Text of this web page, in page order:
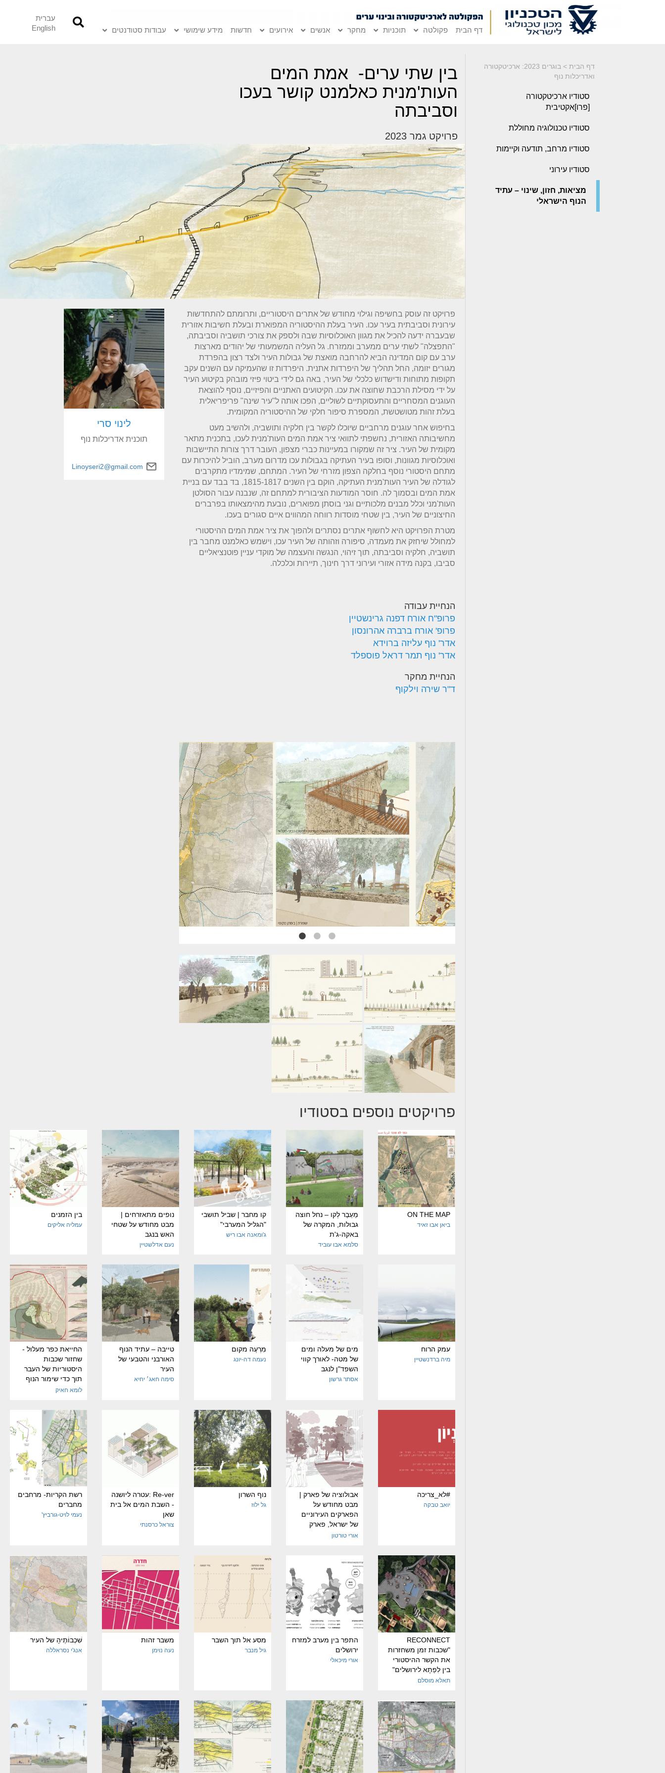
דף הבית פקולטה תוכניות מחקר אנשים אירועים חדשות מידע שימושי עבודות סטודנטים
עברית
English
דף הבית >
בוגרים 2023: ארכיטקטורה
ואדריכלות נוף
סטודיו ארכיטקטורה
[פרו]אקטיבית
סטודיו טכנולוגיה מחוללת
סטודיו מרחב, תודעה וקיימות
סטודיו עירוני
מציאות, חזון, שינוי – עתיד
הנוף הישראלי
בין שתי ערים- אמת המים
העות'מנית כאלמנט קושר בעכו
וסביבתה
פרויקט גמר 2023
פרויקט זה עוסק בחשיפה וגילוי מחודש של אתרים היסטוריים, ותרומתם להתחדשות
עירונית וסביבתית בעיר עכו. העיר בעלת ההיסטוריה המפוארת ובעלת חשיבות אזורית
שבעברה ידעה להכיל את מגוון האוכלוסיות שבה ולספק את צורכי תושביה וסביבתה,
"התפצלה" לשתי ערים ממערב וממזרח. גל העליה המשמעותי של יהודים מארצות
ערב עם קום המדינה הביא להרחבה מואצת של גבולות העיר ולצד רצון בהפרדת
מגורים יזומה, החל תהליך של היפרדות אתנית. היפרדות זו שהעמיקה עם השנים עקב
תקופות מתוחות ודישדוש כלכלי של העיר, באה גם לידי ביטוי פיזי מובהק בקיטוע העיר
על ידי מסילת הרכבת שחוצה את עכו. הקיטועים האתניים והפיזיים, נוסף להוצאת
העוגנים המסחריים והתעסוקתיים לשוליים, הפכו אותה ל"עיר שינה" פריפריאלית
בעלת זהות מטושטשת, המספרת סיפור חלקי של ההיסטוריה המקומית.
בחיפוש אחר עוגנים מרחביים שיוכלו לקשר בין חלקיה ותושביה, ולהשיב מעט
מחשיבותה האזורית, נחשפתי לתוואי ציר אמת המים העות'מנית לעכו, בתכנית מתאר
מקומית של העיר. ציר זה שמקורו במעיינות כברי מצפון, העובר דרך צורות התיישבות
ואוכלוסיות מגוונות, וסופו בעיר העתיקה בגבולות עכו מדרום מערב, הוביל להיכרות עם
מתחם היסטורי נוסף בחלקה הצפון מזרחי של העיר. המתחם, שמימדיו מתקרבים
לגודלה של העיר העות'מנית העתיקה, הוקם בין השנים 1815-1817, בד בבד עם בניית
אמת המים ובסמוך לה. חוסר המודעות הציבורית למתחם זה, שנבנה עבור הסולטן
העות'מני וכלל מבנים מלכותיים וגני בוסתן מפוארים, נובעת מהימצאותו בפרברים
החיצוניים של העיר, בין שטחי מוסדות רווחה המהווים איים סגורים בעכו.
מטרת הפרויקט היא לחשוף אתרים נסתרים ולהפוך את ציר אמת המים ההיסטורי
למחולל שיחזק את מעמדה, סיפורה וזהותה של העיר עכו, וישמש כאלמנט מחבר בין
תושביה, חלקיה וסביבתה, תוך זיהוי, הנגשה והעצמה של מוקדי עניין פוטנציאליים
סביבו, בקנה מידה אזורי ועירוני דרך חינוך, תיירות וכלכלה.
הנחיית עבודה
פרופ"ח אורח דפנה גרינשטיין
פרופ' אורח ברברה אהרונסון
אדר' נוף עליזה ברוידא
אדר' נוף תמר דראל פוספלד
הנחיית מחקר
ד"ר שירה וילקוף
לינוי סרי
תוכנית אדריכלות נוף
Linoyseri2@gmail.com
פרויקטים נוספים בסטודיו
ON THE MAP
ביאן אבו זאיד
מֵעֵבֶר לְקו – נחל חוצה
גבולות, המקרה של
באקה-ג'ת
סלמא אבו עוביד
קו מחבר | שביל תושבי
"הגליל המערבי"
ג'ומאנה אבו ריש
נופים מתאזרחים |
מבט מחודש על שטחי
האש בנגב
נעם אדלשטיין
בין הזמנים
עמליה אליקים
עמק הרוח
מיה ברדנשטיין
מים של מעלה ומים
של מטה- לאורך קווי
השפד"ן לנגב
אסתר גרשון
מִרְעֶה מקום
נעמה דה-יונג
טייבה – עתיד הנוף
האורבני והטבעי של
העיר
סימה חאג׳ יחיא
החייאת כפר מעלול -
שחזור שכבות
היסטוריות של העבר
תוך כדי שימור הנוף
הקיים כיום
לומא חאיק
#לא_צריכה
יואב טבקה
אבולוציה של פארק |
מבט מחודש על
הפארקים העירוניים
של ישראל, פארק
הירקון כמקרה בוחן
אורי טורטון
נוף השרון
גל ילוז
Re-ver :עטרה ליושנה
- השבת המים אל בית
שאן
צוראל כרסנתי
רשת הקריות- מרחבים
מחברים
נעמי לויט-גורביץ'
RECONNECT
"שכבות זמן משחזרות
את הקשר ההיסטורי
בין לִפְתָא לירושלים"
RECONNECT
תאלא מוסלם
התפר בין מערב למזרח
ירושלים
אורי מיכאלי
מסע אל תוך השבר
גיל מנבר
משבר זהות
נעה נוימן
שִׁכְבוֹתֶיהָ של העיר
אנג'י נסראללה